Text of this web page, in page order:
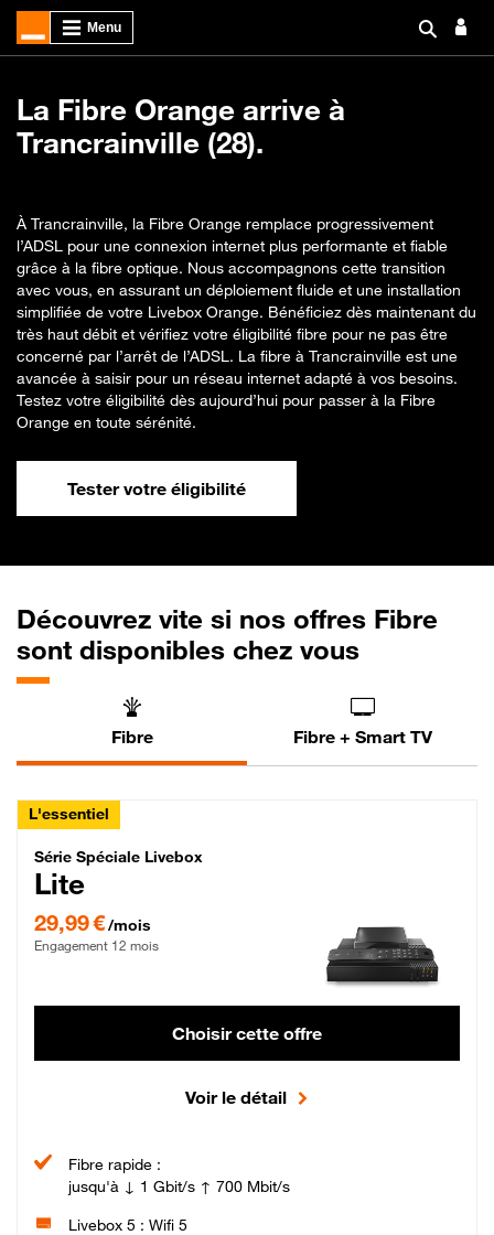
La Fibre Orange arrive à
Trancrainville (28).
À Trancrainville, la Fibre Orange remplace progressivement
l’ADSL pour une connexion internet plus performante et fiable
grâce à la fibre optique. Nous accompagnons cette transition
avec vous, en assurant un déploiement fluide et une installation
simplifiée de votre Livebox Orange. Bénéficiez dès maintenant du
très haut débit et vérifiez votre éligibilité fibre pour ne pas être
concerné par l’arrêt de l’ADSL. La fibre à Trancrainville est une
avancée à saisir pour un réseau internet adapté à vos besoins.
Testez votre éligibilité dès aujourd’hui pour passer à la Fibre
Orange en toute sérénité.
Tester votre éligibilité
Découvrez vite si nos offres Fibre
sont disponibles chez vous
Fibre Fibre + Smart TV
L'essentiel
Série Spéciale Livebox Lite Fibre
Série Spéciale Livebox
Lite
29,99 €/mois
Engagement 12 mois
Choisir cette offre
Voir le détail
Fibre rapide :
jusqu'à ↓ 1 Gbit/s ↑ 700 Mbit/s
Livebox 5 : Wifi 5